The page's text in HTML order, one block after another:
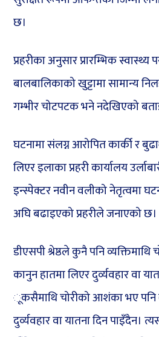
छ।
प्रहरीका अनुसार प्रारम्भिक स्वास्थ्य
बालबालिकाको खुट्टामा सामान्य
गम्भीर चोटपटक भने नदेखिएको
घटनामा संलग्न आरोपित कार्की र
लिएर इलाका प्रहरी कार्यालय
इन्स्पेक्टर नवीन वलीको नेतृत्वमा
अघि बढाइएको प्रहरीले जनाएको छ।
डीएसपी श्रेष्ठले कुनै पनि
कानुन हातमा लिएर दुर्व्यवहार वा
ूकसैमाथि चोरीको आशंका भए पनि
दुर्व्यवहार वा यातना दिन पाइँदैन।